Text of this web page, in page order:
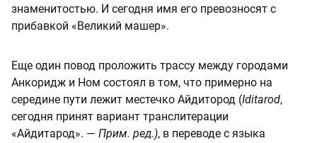
знаменитостью. И сегодня имя его превозносят с
прибавкой «Великий машер».
Еще один повод проложить трассу между городами
Анкоридж и Ном состоял в том, что примерно на
середине пути лежит местечко Айдитород (Iditarod,
сегодня принят вариант транслитерации
«Айдитарод». — Прим. ред.), в переводе с языка